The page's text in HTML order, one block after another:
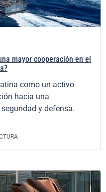
mayor cooperación en el
como un activo
hacia una
y defensa.